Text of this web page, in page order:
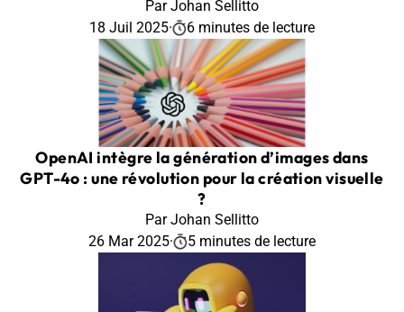
Par Johan Sellitto
18 Juil 2025· 6 minutes de lecture
OpenAI intègre la génération d’images dans
GPT-4o : une révolution pour la création visuelle
?
Par Johan Sellitto
26 Mar 2025· 5 minutes de lecture